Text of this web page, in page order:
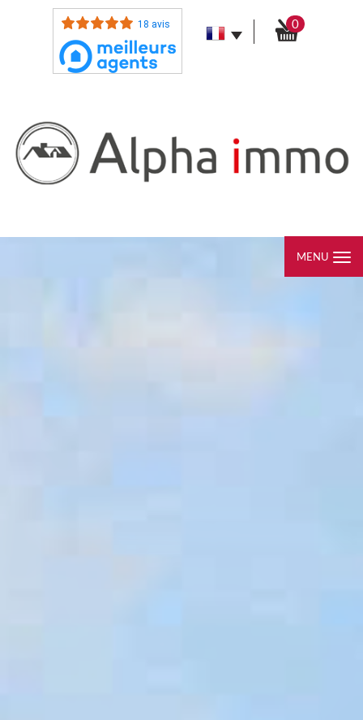
18 avis 0
MENU